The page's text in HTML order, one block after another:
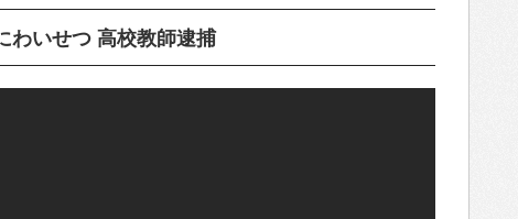
わいせつ 高校教師逮捕